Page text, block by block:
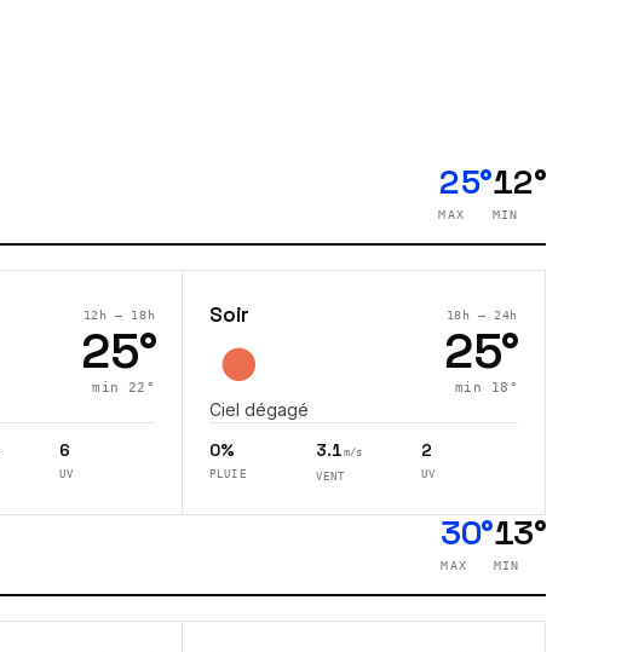
25°
MAX
12°
MIN
12h – 18h
25°
min 22 °
6
UV
Soir 18h – 24h
25°
min 18 °
Ciel dégagé
0%
PLUIE
3.1 m/s
VENT
2
UV
30°
MAX
13°
MIN